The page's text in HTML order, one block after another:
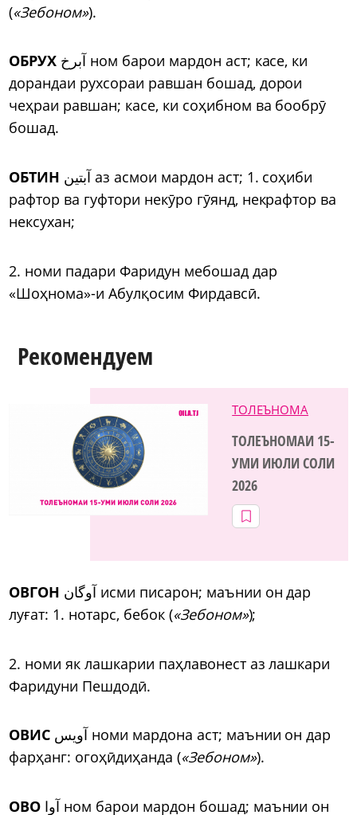
(«Зебоном»).
ОБРУХ
дорандаи рухсораи равшан бошад, дорои
чеҳраи равшан; касе, ки соҳибном ва бообрӯ
бошад.
ОБТИН
рафтор ва гуфтори некӯро гӯянд, некрафтор ва
нексухан;
2. номи падари Фаридун мебошад дар
«Шоҳнома»-и Абулқосим Фирдавсӣ.
Рекомендуем
ТОЛЕЪНОМА
ТОЛЕЪНОМАИ 15-
УМИ ИЮЛИ СОЛИ
2026
ОВГОН
луғат: 1. нотарс, бебок («Зебоном»);
2. номи як лашкарии паҳлавонест аз лашкари
Фаридуни Пешдодӣ.
ОВИС
фарҳанг: огоҳӣдиҳанда («Зебоном»).
ОВО